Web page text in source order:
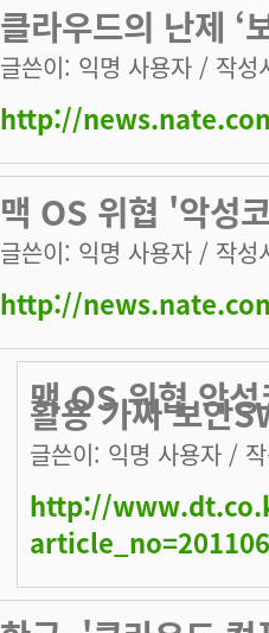
클라우드의 난제 ‘
글쓴이: 익명 사용자 / 작성
http://
맥 OS 위협 '악성
글쓴이: 익명 사용자 / 작성
http://
맥 OS 위협 악
활용 가짜 보안
글쓴이: 익명 사용자 /
http://